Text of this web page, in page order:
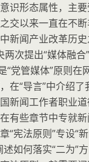
识形态属性，主
交以来一直在不
新闻产业改革历
次提出“媒体融合
“党管媒体”原则在
在“导言”中介绍
新闻工作者职业
有些章节中专就
“宪法原则”专设“
如何落实“二为”